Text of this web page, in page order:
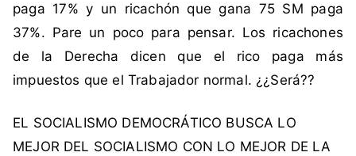
m
o
D
e
o
paga 17% y un ricachón que gana 75 SM paga
37%. Pare un poco para pensar. Los ricachones
de la Derecha dicen que el rico paga más
impuestos que el Trabajador normal. ¿¿Será??
EL SOCIALISMO DEMOCRÁTICO BUSCA LO
MEJOR DEL SOCIALISMO CON LO MEJOR DE LA